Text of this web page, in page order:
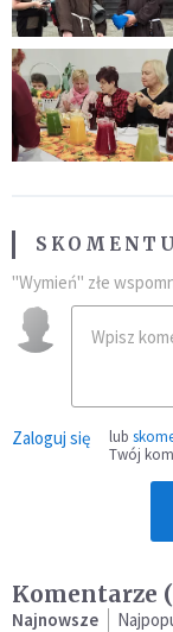
"Wymień" złe
Zaloguj się lub
Twój
Komentarze (
Najnowsze